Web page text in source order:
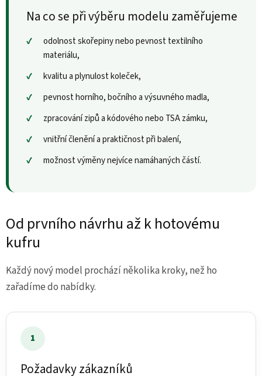
Na co se při výběru modelu zaměřujeme
odolnost skořepiny nebo pevnost textilního
materiálu,
kvalitu a plynulost koleček,
pevnost horního, bočního a výsuvného madla,
zpracování zipů a kódového nebo TSA zámku,
vnitřní členění a praktičnost při balení,
možnost výměny nejvíce namáhaných částí.
Od prvního návrhu až k hotovému
kufru
Každý nový model prochází několika kroky, než ho
zařadíme do nabídky.
1
Požadavky zákazníků